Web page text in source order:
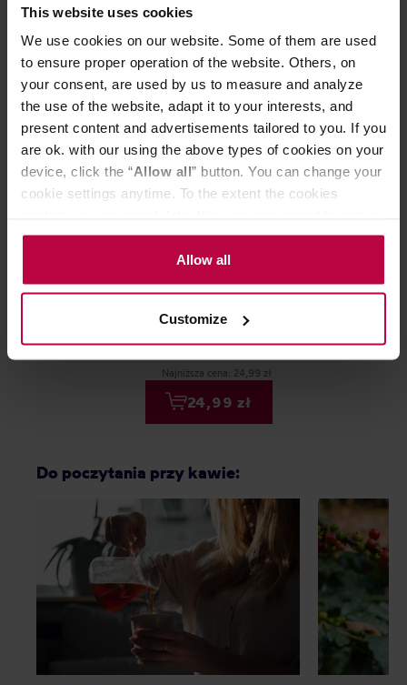
This website uses cookies
We use cookies on our website. Some of them are used
to ensure proper operation of the website. Others, on
your consent, are used by us to measure and analyze
the use of the website, adapt it to your interests, and
present content and advertisements tailored to you. If you
are ok. with our using the above types of cookies on your
device, click the “Allow all” button. You can change your
cookie settings anytime. To the extent the cookies
the controller’s (namely, ALL GOOD S.A., ul.
Mazowiecka 24I/U9, 78-100 Kołobrzeg) or third parties’
legitimate interests which are to ensure a high quality of
activities of the controller and authorized entities. More
information about cookies and the personal data
processing, including your rights, can be found in the
Allow all
Customize
Bialetti - kawa mielona Perfetto
Moka Nocciola 250 g
42,99 zł
Najniższa cena: 24,99 zł
24,99 zł
Moka Classico
Do poczytania przy kawie: